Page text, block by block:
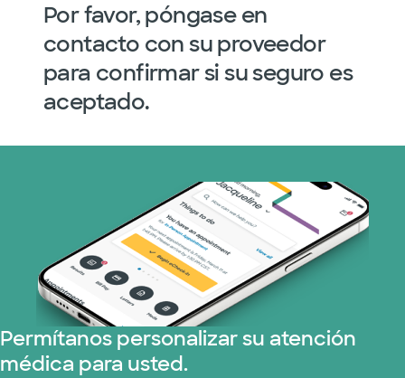
Por favor, póngase en
contacto con su proveedor
para confirmar si su seguro es
aceptado.
Permítanos personalizar su atención
médica para usted.